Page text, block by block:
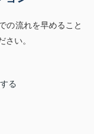
の流れを早めること
い。
る